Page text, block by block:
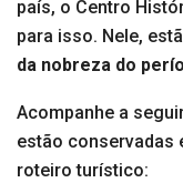
país, o Centro
para isso. Nele,
da nobreza do
Acompanhe a
estão conservadas
roteiro turístico: